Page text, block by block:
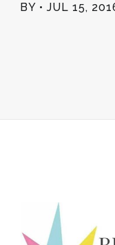
BY JUL 15,